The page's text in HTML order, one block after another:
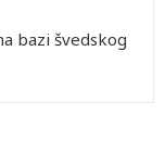
bazi švedskog